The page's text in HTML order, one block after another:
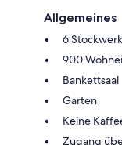
Allgemeines
6
900
Bankettsaal
Garten
Keine
Zugang